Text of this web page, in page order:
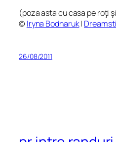
(poza asta cu casa pe roţi
©Iryna Bodnaruk|
26/08/2011